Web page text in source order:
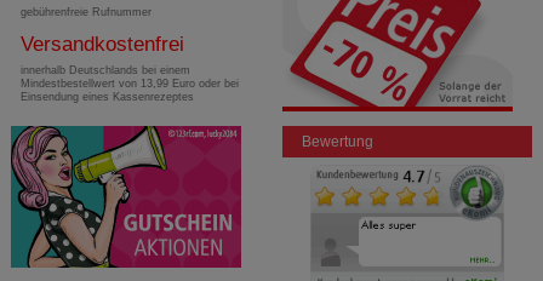
gebührenfreie Rufnummer
Versandkostenfrei
innerhalb Deutschlands bei einem
Mindestbestellwert von 13,99 Euro oder bei
Einsendung eines Kassenrezeptes
Bewertung